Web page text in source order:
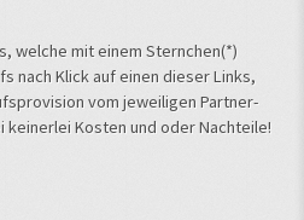
welche mit einem Sternchen(*)
nach Klick auf einen dieser Links,
vom jeweiligen Partner-
keinerlei Kosten und oder Nachteile!